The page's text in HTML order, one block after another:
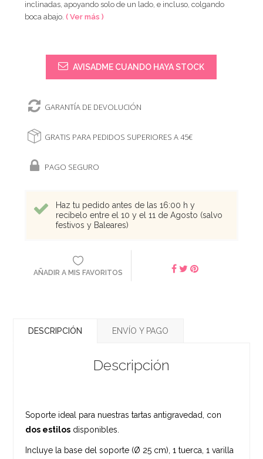
inclinadas, apoyando solo de un lado, e incluso, colgando
boca abajo.( Ver más )
AVISADME CUANDO HAYA STOCK
GARANTÍA DE DEVOLUCIÓN
GRATIS PARA PEDIDOS SUPERIORES A 45€
PAGO SEGURO
Haz tu pedido antes de las 16:00 h y
recíbelo entre el 10 y el 11 de Agosto (salvo
festivos y Baleares)
AÑADIR A MIS FAVORITOS
DESCRIPCIÓN ENVÍO Y PAGO
Descripción
Soporte ideal para nuestras tartas antigravedad, con
dos estilos disponibles.
Incluye la base del soporte (Ø 25 cm), 1 tuerca, 1 varilla